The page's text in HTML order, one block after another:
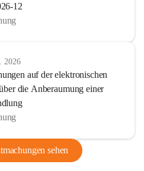
12
2026
auf der elektronischen
die Anberaumung einer
sehen